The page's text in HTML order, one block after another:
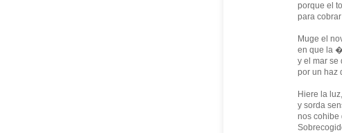
porque el
para
Muge el
en que la
y el mar se
por un haz
Hiere la
y sorda
nos cohibe